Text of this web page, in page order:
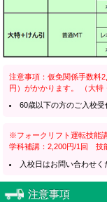
注意事項：仮免関係手数料
円）がかかります。 （大特
60歳以下の方のご入校受
※フォークリフト運転技能
学科補講：2,200円/1回 技
入校日はお問い合わせく
注意事項